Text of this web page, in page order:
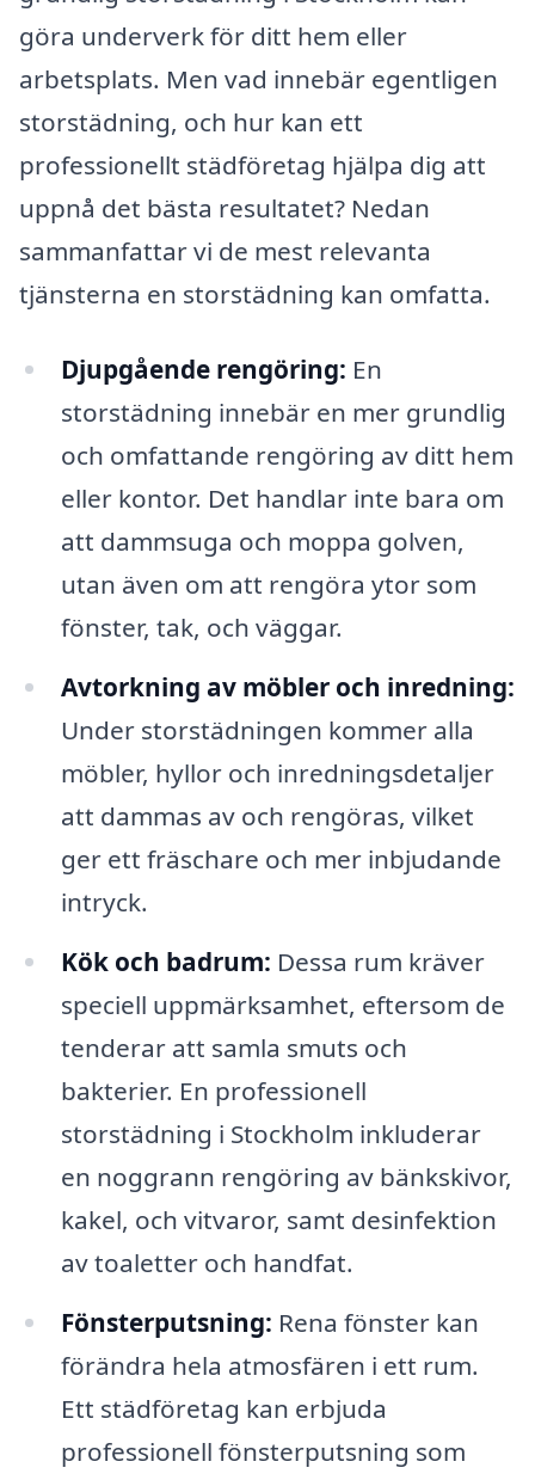
göra underverk för ditt hem eller
arbetsplats. Men vad innebär egentligen
storstädning, och hur kan ett
professionellt städföretag hjälpa dig att
uppnå det bästa resultatet? Nedan
sammanfattar vi de mest relevanta
tjänsterna en storstädning kan omfatta.
Djupgående rengöring: En
storstädning innebär en mer grundlig
och omfattande rengöring av ditt hem
eller kontor. Det handlar inte bara om
att dammsuga och moppa golven,
utan även om att rengöra ytor som
fönster, tak, och väggar.
Avtorkning av möbler och inredning:
Under storstädningen kommer alla
möbler, hyllor och inredningsdetaljer
att dammas av och rengöras, vilket
ger ett fräschare och mer inbjudande
intryck.
Kök och badrum: Dessa rum kräver
speciell uppmärksamhet, eftersom de
tenderar att samla smuts och
bakterier. En professionell
storstädning i Stockholm inkluderar
en noggrann rengöring av bänkskivor,
kakel, och vitvaror, samt desinfektion
av toaletter och handfat.
Fönsterputsning: Rena fönster kan
förändra hela atmosfären i ett rum.
Ett städföretag kan erbjuda
professionell fönsterputsning som